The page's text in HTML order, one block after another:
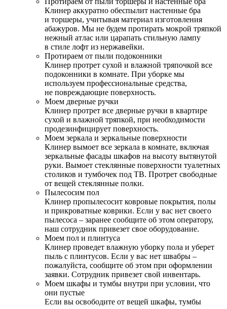
Клинер аккуратно обеспылит настенные бра
и торшеры, учитывая материал изготовления
абажуров. Мы не будем протирать мокрой тряпкой
нежный атлас или царапать стильную лампу
в стиле лофт из нержавейки.
Протираем от пыли подоконники
Клинер протрет сухой и влажной тряпочкой все
подоконники в комнате. При уборке мы
используем профессиональные средства,
не повреждающие поверхность.
Моем дверные ручки
Клинер протрет все дверные ручки в квартире
сухой и влажной тряпкой, при необходимости
продезинфицирует поверхность.
Моем зеркала и зеркальные поверхности
Клинер вымоет все зеркала в комнате, включая
зеркальные фасады шкафов на высоту вытянутой
руки. Вымоет стеклянные поверхности туалетных
столиков и тумбочек под ТВ. Протрет свободные
от вещей стеклянные полки.
Пылесосим пол
Клинер пропылесосит ковровые покрытия, полы
и прикроватные коврики. Если у вас нет своего
пылесоса – заранее сообщите об этом оператору,
наш сотрудник привезет свое оборудование.
Моем пол и плинтуса
Клинер проведет влажную уборку пола и уберет
пыль с плинтусов. Если у вас нет швабры –
пожалуйста, сообщите об этом при оформлении
заявки. Сотрудник привезет свой инвентарь.
Моем шкафы и тумбы внутри при условии, что
они пустые
Если вы освободите от вещей шкафы, тумбы